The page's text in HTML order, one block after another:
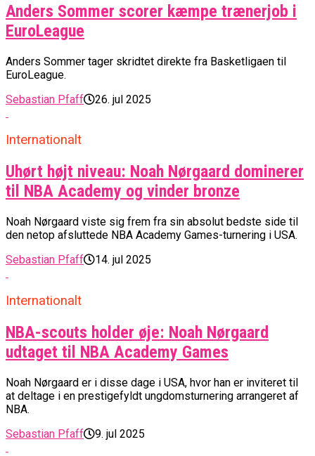
Anders Sommer scorer kæmpe trænerjob i
EuroLeague
Anders Sommer tager skridtet direkte fra Basketligaen til
EuroLeague.
Sebastian Pfaff
26. jul 2025
Internationalt
Uhørt højt niveau: Noah Nørgaard dominerer
til NBA Academy og vinder bronze
Noah Nørgaard viste sig frem fra sin absolut bedste side til
den netop afsluttede NBA Academy Games-turnering i USA.
Sebastian Pfaff
14. jul 2025
Internationalt
NBA-scouts holder øje: Noah Nørgaard
udtaget til NBA Academy Games
Noah Nørgaard er i disse dage i USA, hvor han er inviteret til
at deltage i en prestigefyldt ungdomsturnering arrangeret af
NBA.
Sebastian Pfaff
9. jul 2025